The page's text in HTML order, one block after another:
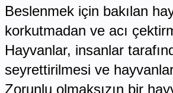
Beslenmek için bakılan
korkutmadan ve acı
Hayvanlar, insanlar
seyrettirilmesi ve
Zorunlu olmaksızın bir